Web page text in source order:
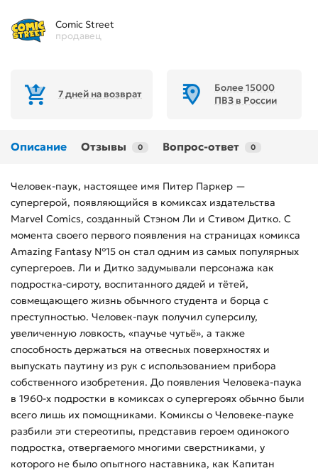
Comic Street
продавец
7 дней на возврат
Более 15000
ПВЗ в России
Описание Отзывы 0 Вопрос-ответ 0
Человек-паук, настоящее имя Питер Паркер —
супергерой, появляющийся в комиксах издательства
Marvel Comics, созданный Стэном Ли и Стивом Дитко. С
момента своего первого появления на страницах комикса
Amazing Fantasy №15 он стал одним из самых популярных
супергероев. Ли и Дитко задумывали персонажа как
подростка-сироту, воспитанного дядей и тётей,
совмещающего жизнь обычного студента и борца с
преступностью. Человек-паук получил суперсилу,
увеличенную ловкость, «паучье чутьё», а также
способность держаться на отвесных поверхностях и
выпускать паутину из рук с использованием прибора
собственного изобретения. До появления Человека-паука
в 1960-х подростки в комиксах о супергероях обычно были
всего лишь их помощниками. Комиксы о Человеке-пауке
разбили эти стереотипы, представив героем одинокого
подростка, отвергаемого многими сверстниками, у
которого не было опытного наставника, как Капитан